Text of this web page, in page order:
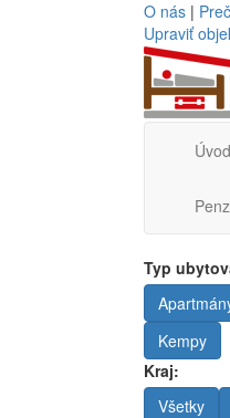
O nás |
Upraviť
Typ
Kempy
Kraj:
Všetky